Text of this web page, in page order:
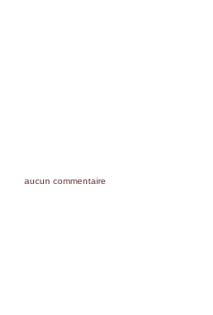
aucun commentaire